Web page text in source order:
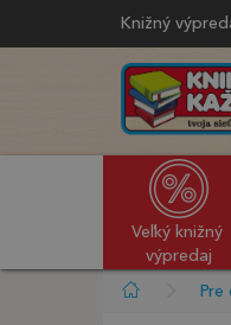
Knižný
Veľký knižný
výpredaj